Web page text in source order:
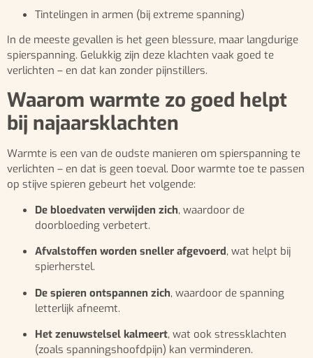
Tintelingen in armen (bij extreme spanning)
In de meeste gevallen is het geen blessure, maar langdurige
spierspanning. Gelukkig zijn deze klachten vaak goed te
verlichten – en dat kan zonder pijnstillers.
Waarom warmte zo goed helpt
bij najaarsklachten
Warmte is een van de oudste manieren om spierspanning te
verlichten – en dat is geen toeval. Door warmte toe te passen
op stijve spieren gebeurt het volgende:
De bloedvaten verwijden zich, waardoor de
doorbloeding verbetert.
Afvalstoffen worden sneller afgevoerd, wat helpt bij
spierherstel.
De spieren ontspannen zich, waardoor de spanning
letterlijk afneemt.
Het zenuwstelsel kalmeert, wat ook stressklachten
(zoals spanningshoofdpijn) kan verminderen.